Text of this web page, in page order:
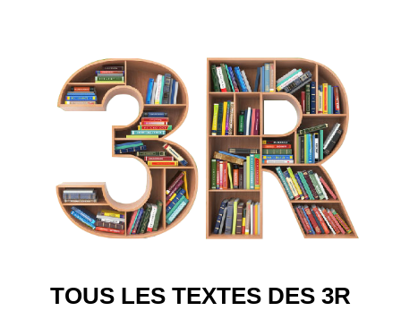
TOUS LES TEXTES DES 3R